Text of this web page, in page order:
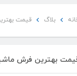
بلاگ قیمت
بهترین فرش